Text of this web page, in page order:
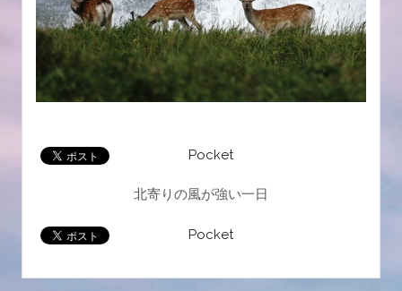
Pocket
北寄りの風が強い一日
Pocket